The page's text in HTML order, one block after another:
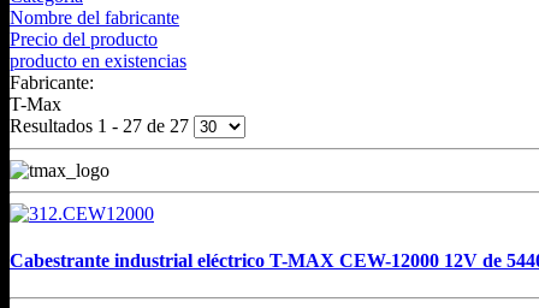
Nombre del fabricante
Precio del producto
producto en existencias
Fabricante:
T-Max
Resultados 1 - 27 de 27
Cabestrante industrial eléctrico T-MAX CEW-12000 12V de